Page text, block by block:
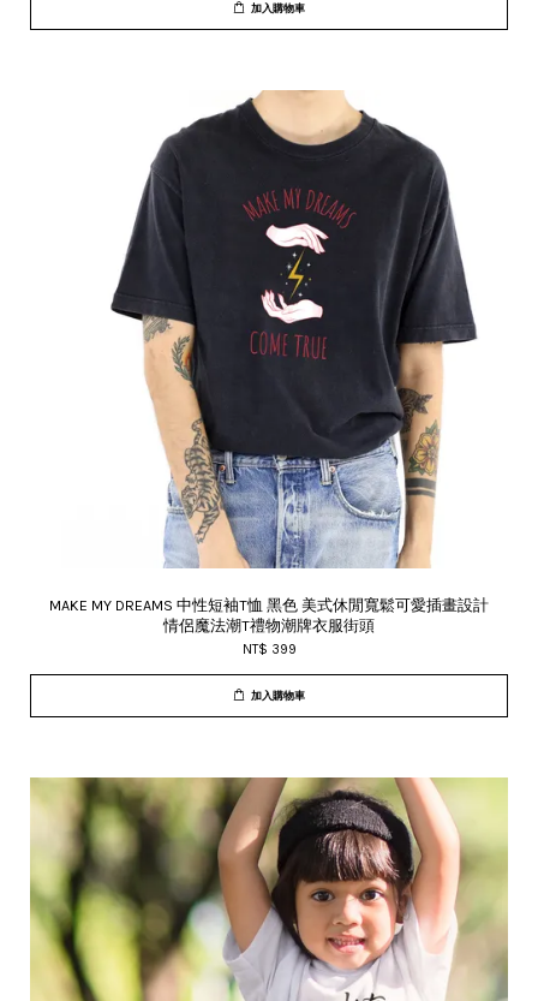
加入購物車
MAKE MY DREAMS 中性短袖T恤 黑色 美式休閒寬鬆可愛插畫設計
情侶魔法潮T禮物潮牌衣服街頭
NT$ 399
加入購物車